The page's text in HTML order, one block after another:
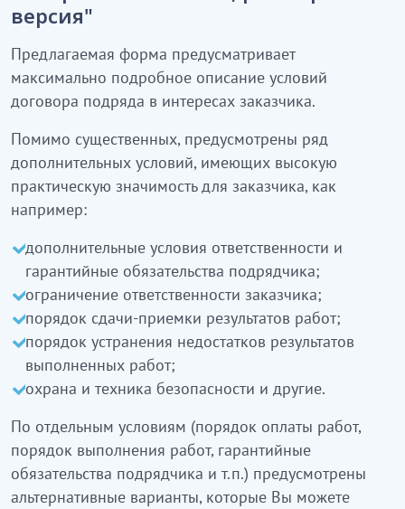
версия"
Предлагаемая форма предусматривает
максимально подробное описание условий
договора подряда в интересах заказчика.
Помимо существенных, предусмотрены ряд
дополнительных условий, имеющих высокую
практическую значимость для заказчика, как
например:
дополнительные условия ответственности и
гарантийные обязательства подрядчика;
ограничение ответственности заказчика;
порядок сдачи-приемки результатов работ;
порядок устранения недостатков результатов
выполненных работ;
охрана и техника безопасности и другие.
По отдельным условиям (порядок оплаты работ,
порядок выполнения работ, гарантийные
обязательства подрядчика и т.п.) предусмотрены
альтернативные варианты, которые Вы можете